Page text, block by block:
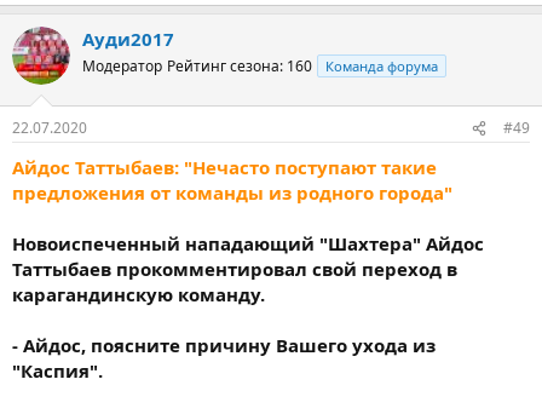
Ауди2017
Модератор Рейтинг сезона: 160 Команда форума
22.07.2020 #49
Айдос Таттыбаев: "Нечасто поступают такие
предложения от команды из родного города"
Новоиспеченный нападающий "Шахтера" Айдос
Таттыбаев прокомментировал свой переход в
карагандинскую команду.
- Айдос, поясните причину Вашего ухода из
"Каспия".